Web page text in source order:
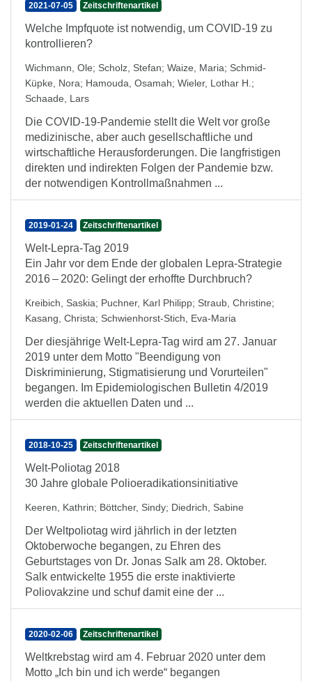
2021-07-05 Zeitschriftenartikel
Welche Impfquote ist notwendig, um COVID-19 zu
kontrollieren?
Wichmann, Ole; Scholz, Stefan; Waize, Maria; Schmid-
Küpke, Nora; Hamouda, Osamah; Wieler, Lothar H. ;
Schaade, Lars
Die COVID-19-Pandemie stellt die Welt vor große
medizinische, aber auch gesellschaftliche und
wirtschaftliche Herausforderungen. Die langfristigen
direkten und indirekten Folgen der Pandemie bzw.
der notwendigen Kontrollmaßnahmen ...
2019-01-24 Zeitschriftenartikel
Welt-Lepra-Tag 2019
Ein Jahr vor dem Ende der globalen Lepra-Strategie
2016 – 2020: Gelingt der erhoffte Durchbruch?
Kreibich, Saskia; Puchner, Karl Philipp; Straub, Christine;
Kasang, Christa; Schwienhorst-Stich, Eva-Maria
Der diesjährige Welt-Lepra-Tag wird am 27. Januar
2019 unter dem Motto "Beendigung von
Diskriminierung, Stigmatisierung und Vorurteilen"
begangen. Im Epidemiologischen Bulletin 4/2019
werden die aktuellen Daten und ...
2018-10-25 Zeitschriftenartikel
Welt-Poliotag 2018
30 Jahre globale Polioeradikationsinitiative
Keeren, Kathrin; Böttcher, Sindy; Diedrich, Sabine
Der Weltpoliotag wird jährlich in der letzten
Oktoberwoche begangen, zu Ehren des
Geburtstages von Dr. Jonas Salk am 28. Oktober.
Salk entwickelte 1955 die erste inaktivierte
Poliovakzine und schuf damit eine der ...
2020-02-06 Zeitschriftenartikel
Weltkrebstag wird am 4. Februar 2020 unter dem
Motto „Ich bin und ich werde“ begangen